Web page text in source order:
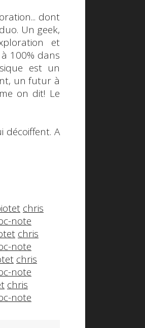
dont
Un geek,
et
100% dans
est un
un futur à
on dit! Le
décoiffent. A
chris
note
chris
note
chris
note
chris
note